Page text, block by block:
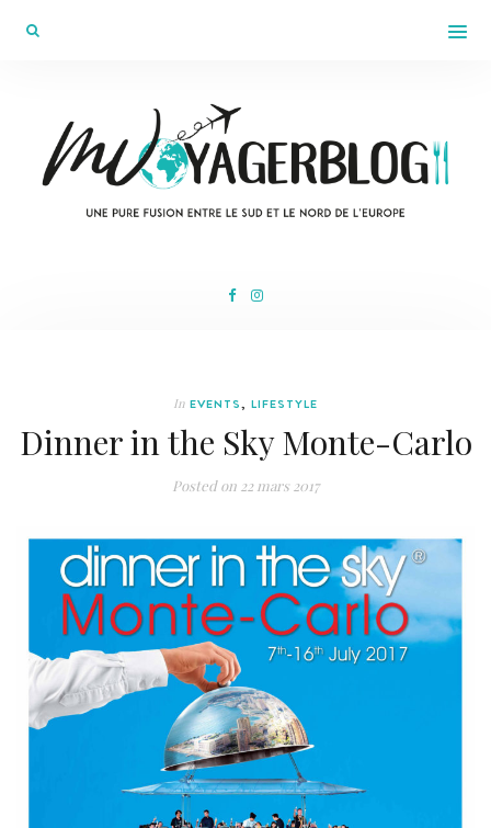
In EVENTS, LIFESTYLE
Dinner in the Sky Monte-Carlo
Posted on 22 mars 2017